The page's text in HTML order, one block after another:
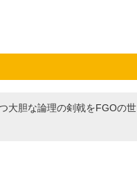
大胆な論理の剣戟をFGOの世